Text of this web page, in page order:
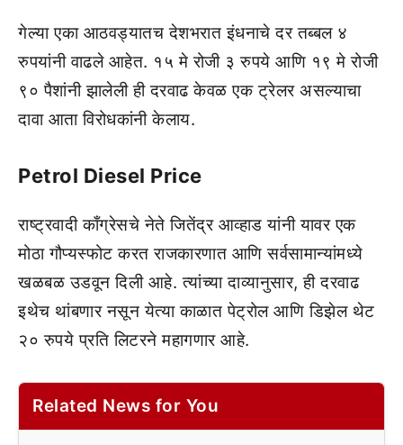
गेल्या एका आठवड्यातच देशभरात इंधनाचे दर तब्बल ४
रुपयांनी वाढले आहेत. १५ मे रोजी ३ रुपये आणि १९ मे रोजी
९० पैशांनी झालेली ही दरवाढ केवळ एक ट्रेलर असल्याचा
दावा आता विरोधकांनी केलाय.
Petrol Diesel Price
राष्ट्रवादी काँग्रेसचे नेते जितेंद्र आव्हाड यांनी यावर एक
मोठा गौप्यस्फोट करत राजकारणात आणि सर्वसामान्यांमध्ये
खळबळ उडवून दिली आहे. त्यांच्या दाव्यानुसार, ही दरवाढ
इथेच थांबणार नसून येत्या काळात पेट्रोल आणि डिझेल थेट
२० रुपये प्रति लिटरने महागणार आहे.
Related News for You